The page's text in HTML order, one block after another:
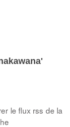
le flux rss de la